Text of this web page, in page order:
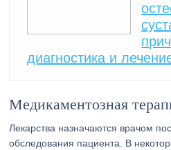
диагностика и
Медикаментозная
Лекарства назначаются врачом
обследования пациента. В